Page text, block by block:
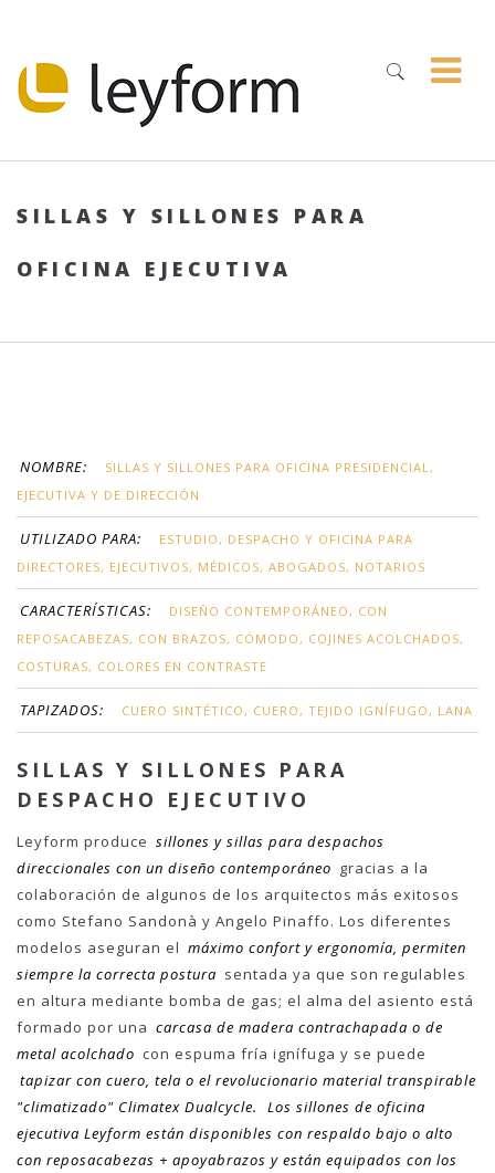
SILLAS Y SILLONES PARA
OFICINA EJECUTIVA
NOMBRE:
SILLAS Y SILLONES PARA OFICINA PRESIDENCIAL,
EJECUTIVA Y DE DIRECCIÓN
UTILIZADO PARA:
ESTUDIO, DESPACHO Y OFICINA PARA
DIRECTORES, EJECUTIVOS, MÉDICOS, ABOGADOS, NOTARIOS
CARACTERÍSTICAS:
DISEÑO CONTEMPORÁNEO, CON
REPOSACABEZAS, CON BRAZOS, CÓMODO, COJINES ACOLCHADOS,
COSTURAS, COLORES EN CONTRASTE
TAPIZADOS: CUERO SINTÉTICO, CUERO, TEJIDO IGNÍFUGO, LANA
SILLAS Y SILLONES PARA
DESPACHO EJECUTIVO
Leyform produce sillones y sillas para despachos
direccionales con un diseño contemporáneo gracias a la
colaboración de algunos de los arquitectos más exitosos
como Stefano Sandonà y Angelo Pinaffo. Los diferentes
modelos aseguran el máximo confort y ergonomía, permiten
siempre la correcta postura sentada ya que son regulables
en altura mediante bomba de gas; el alma del asiento está
formado por una carcasa de madera contrachapada o de
metal acolchado con espuma fría ignífuga y se puede
tapizar con cuero, tela o el revolucionario material transpirable
"climatizado" Climatex Dualcycle.
Los sillones de oficina
ejecutiva Leyform están disponibles con respaldo bajo o alto
con reposacabezas + apoyabrazos y están equipados con los